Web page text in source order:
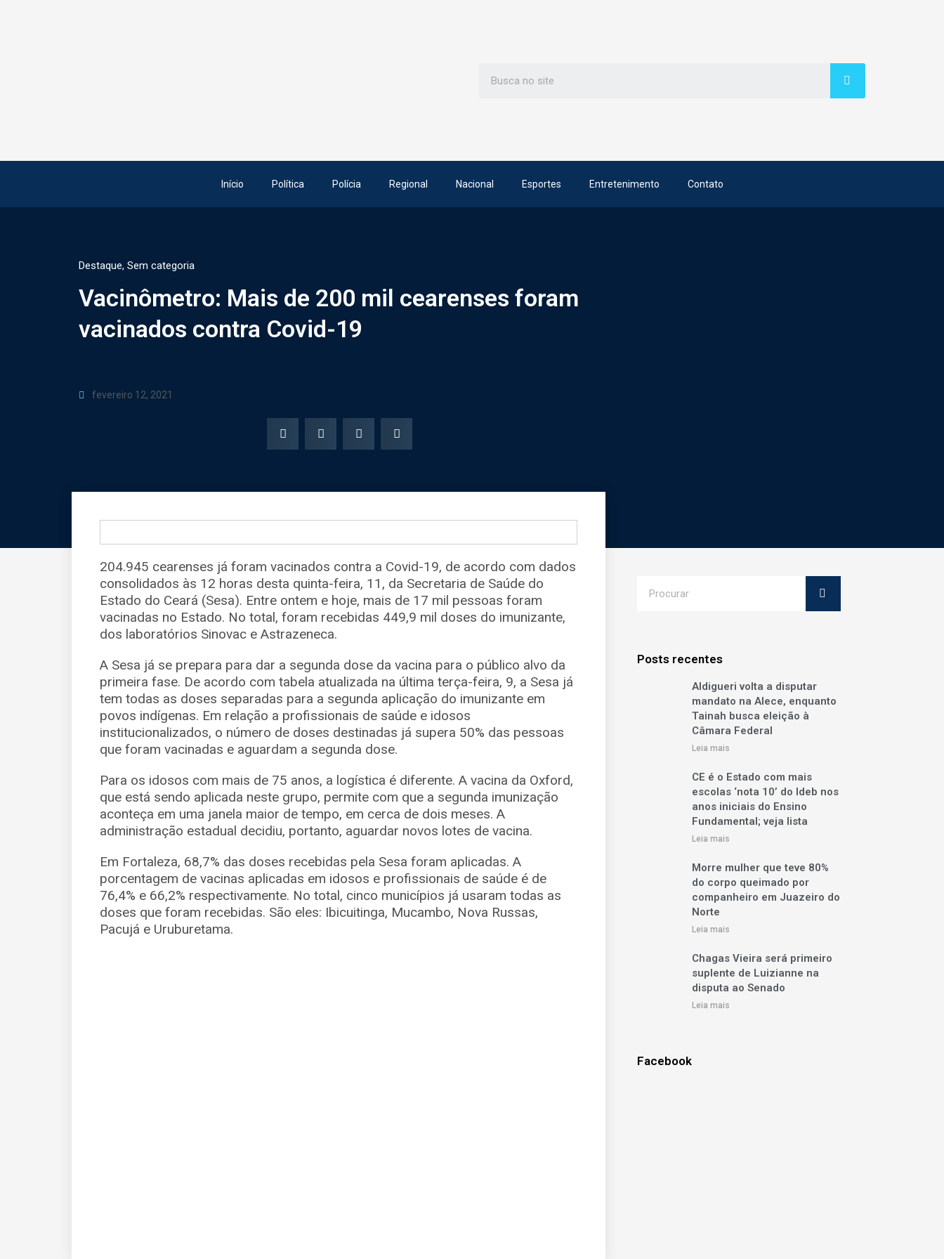
Início Política Polícia Regional Nacional Esportes Entretenimento Contato
Destaque, Sem categoria
Vacinômetro: Mais de 200 mil cearenses foram
vacinados contra Covid-19
fevereiro 12, 2021
204.945 cearenses já foram vacinados contra a Covid-19, de acordo com dados
consolidados às 12 horas desta quinta-feira, 11, da Secretaria de Saúde do
Estado do Ceará (Sesa). Entre ontem e hoje, mais de 17 mil pessoas foram
vacinadas no Estado. No total, foram recebidas 449,9 mil doses do imunizante,
dos laboratórios Sinovac e Astrazeneca.
A Sesa já se prepara para dar a segunda dose da vacina para o público alvo da
primeira fase. De acordo com tabela atualizada na última terça-feira, 9, a Sesa já
tem todas as doses separadas para a segunda aplicação do imunizante em
povos indígenas. Em relação a profissionais de saúde e idosos
institucionalizados, o número de doses destinadas já supera 50% das pessoas
que foram vacinadas e aguardam a segunda dose.
Para os idosos com mais de 75 anos, a logística é diferente. A vacina da Oxford,
que está sendo aplicada neste grupo, permite com que a segunda imunização
aconteça em uma janela maior de tempo, em cerca de dois meses. A
administração estadual decidiu, portanto, aguardar novos lotes de vacina.
Em Fortaleza, 68,7% das doses recebidas pela Sesa foram aplicadas. A
porcentagem de vacinas aplicadas em idosos e profissionais de saúde é de
76,4% e 66,2% respectivamente. No total, cinco municípios já usaram todas as
doses que foram recebidas. São eles: Ibicuitinga, Mucambo, Nova Russas,
Pacujá e Uruburetama.
Posts recentes
Aldigueri volta a disputar
mandato na Alece, enquanto
Tainah busca eleição à
Câmara Federal
Leia mais
CE é o Estado com mais
escolas ‘nota 10’ do Ideb nos
anos iniciais do Ensino
Fundamental; veja lista
Leia mais
Morre mulher que teve 80%
do corpo queimado por
companheiro em Juazeiro do
Norte
Leia mais
Chagas Vieira será primeiro
suplente de Luizianne na
disputa ao Senado
Leia mais
Facebook